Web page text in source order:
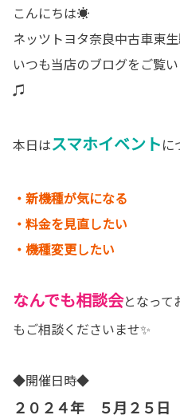
こんにちは☀
ネッツトヨタ奈良中古車東生
いつも当店のブログをご覧
♫
本日はスマホイベントに
・新機種が気になる
・料金を見直したい
・機種変更したい など
なんでも相談会となって
もご相談くださいませ✨
◆開催日時◆
２０２４年 ５月２５日